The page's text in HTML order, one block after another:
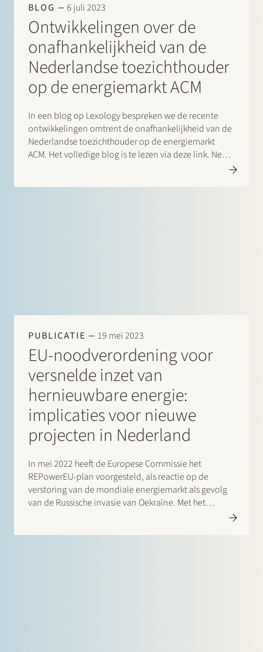
BLOG 6 juli 2023
Ontwikkelingen over de
onafhankelijkheid van de
Nederlandse toezichthouder
op de energiemarkt ACM
In een blog op Lexology bespreken we de recente
ontwikkelingen omtrent de onafhankelijkheid van de
Nederlandse toezichthouder op de energiemarkt
ACM. Het volledige blog is te lezen via deze link. Neem
voor meer informatie contact op met Veii Jacobs (+31
PUBLICATIE 19 mei 2023
EU-noodverordening voor
versnelde inzet van
hernieuwbare energie:
implicaties voor nieuwe
projecten in Nederland
In mei 2022 heeft de Europese Commissie het
REPowerEU-plan voorgesteld, als reactie op de
verstoring van de mondiale energiemarkt als gevolg
van de Russische invasie van Oekraïne. Met het
REPowerEU-plan wil de EU een einde maken aan haar